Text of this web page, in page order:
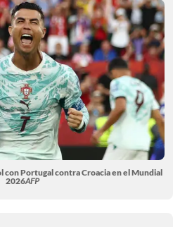
con Portugal contra Croacia en el Mundial
2026AFP